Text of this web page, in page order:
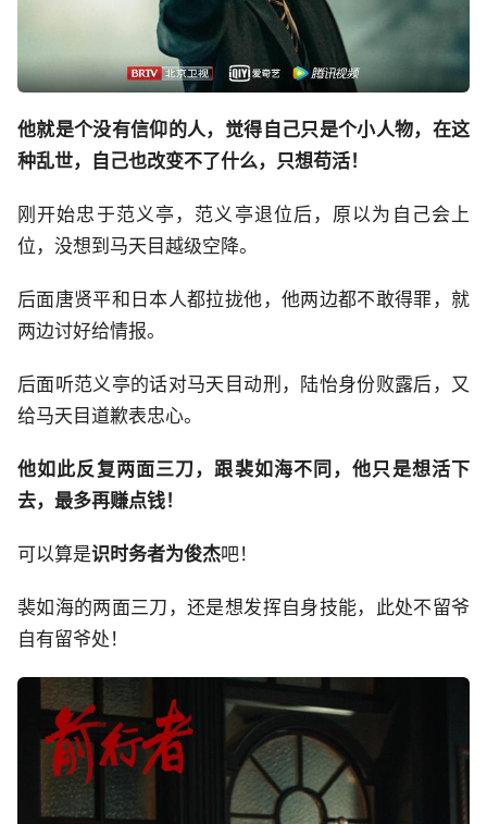
他就是个没有信仰的人，觉得自己只是个小人物，在这
种乱世，自己也改变不了什么，只想苟活！
刚开始忠于范义亭，范义亭退位后，原以为自己会上
位，没想到马天目越级空降。
后面唐贤平和日本人都拉拢他，他两边都不敢得罪，就
两边讨好给情报。
后面听范义亭的话对马天目动刑，陆怡身份败露后，又
给马天目道歉表忠心。
他如此反复两面三刀，跟裴如海不同，他只是想活下
去，最多再赚点钱！
可以算是识时务者为俊杰吧！
裴如海的两面三刀，还是想发挥自身技能，此处不留爷
自有留爷处！